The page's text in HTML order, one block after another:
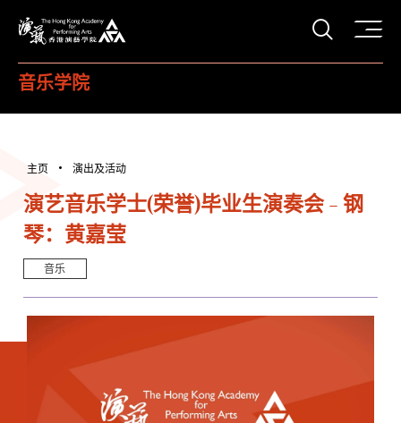
打开
音乐学院
主页 演出及活动
演艺音乐学士(荣誉)毕业生演奏会 - 钢
琴：黄嘉莹
音乐